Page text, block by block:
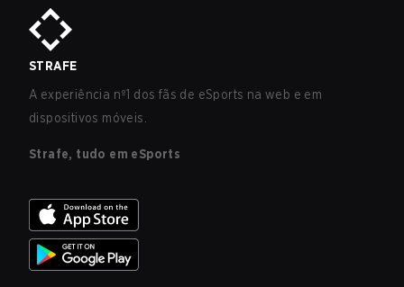
STRAFE
A experiência nº1 dos fãs de eSports na web e em
dispositivos móveis.
Strafe, tudo em eSports